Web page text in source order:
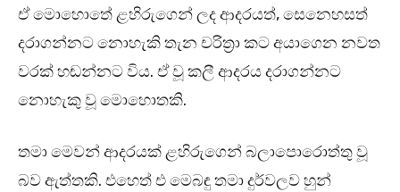
ඒ මොහොතේ ළහිරුගෙන් ලද ආදරයත්, සෙනෙහසත්
දරාගන්නට නොහැකි තැන චරිත්‍රා කට අයාගෙන නවත
වරක් හඬන්නට විය. ඒ වූ කලී ආදරය දරාගන්නට
නොහැකු වූ මොහොතකි.
තමා මෙවන් ආදරයක් ළහිරුගෙන් බලාපොරොත්තු වූ
බව ඇත්තකි. එහෙත් එ මෙබඳු තමා දුර්වලව හුන්